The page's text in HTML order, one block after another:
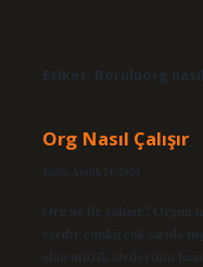
Etiket: Boruluorg nasıl
Org Nasıl Çalışır
Tarih: Aralık 21, 2024
Org ne ile çalışır? Orgun
vardır çünkü çok sayıda
olan müzik aletlerinin